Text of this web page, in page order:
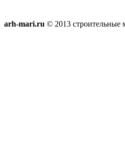
arh-mari.ru © 2013 строительные